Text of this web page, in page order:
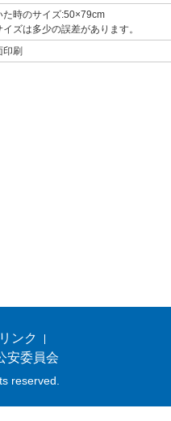
た時のサイズ:50×79cm
ズは多少の誤差があります。
印刷
リンク
安委員会
reserved.